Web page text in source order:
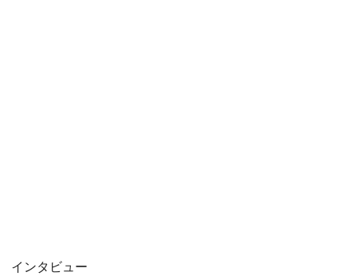
インタビュー